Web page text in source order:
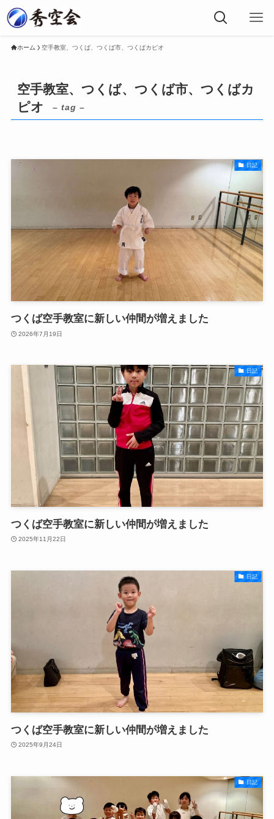
ホーム 空手教室、つくば、つくば市、つくばカピオ
空手教室、つくば、つくば市、つくばカ
ピオ
– tag –
日記
つくば空手教室に新しい仲間が増えました
2026年7月19日
日記
つくば空手教室に新しい仲間が増えました
2025年11月22日
日記
つくば空手教室に新しい仲間が増えました
2025年9月24日
日記